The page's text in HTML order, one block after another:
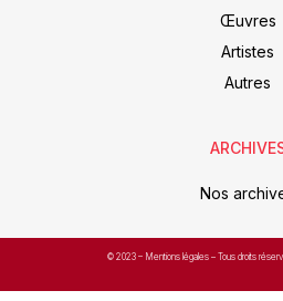
Œuvres
Artistes
Autres
Nos
© 2023 – Mentions légales – Tous droits